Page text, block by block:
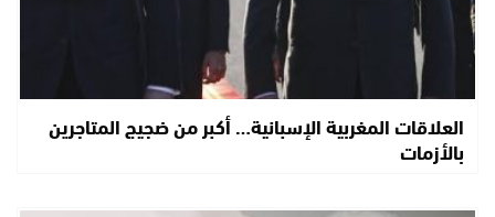
العلاقات المغربية الإسبانية… أكبر من ضجيج المتاجرين
بالأزمات